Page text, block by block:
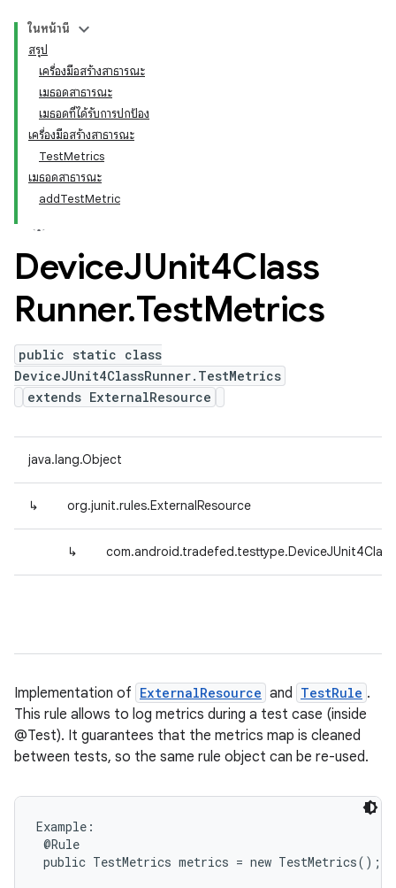
ในหน้านี้
สรุป
เครื่องมือสร้างสาธารณะ
เมธอดสาธารณะ
เมธอดที่ได้รับการปกป้อง
เครื่องมือสร้างสาธารณะ
TestMetrics
เมธอดสาธารณะ
addTestMetric
DeviceJUnit4Class
Runner.TestMetrics
public static class
DeviceJUnit4ClassRunner.TestMetrics
extends ExternalResource
java.lang.Object
↳ org.junit.rules.ExternalResource
↳
Implementation of ExternalResource and TestRule .
This rule allows to log metrics during a test case (inside
@Test). It guarantees that the metrics map is cleaned
between tests, so the same rule object can be re-used.
Example:
@Rule
public TestMetrics metrics = new TestMetrics();